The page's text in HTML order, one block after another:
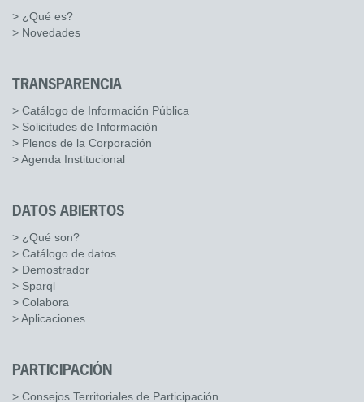
> ¿Qué es?
> Novedades
TRANSPARENCIA
> Catálogo de Información Pública
> Solicitudes de Información
> Plenos de la Corporación
> Agenda Institucional
DATOS ABIERTOS
> ¿Qué son?
> Catálogo de datos
> Demostrador
> Sparql
> Colabora
> Aplicaciones
PARTICIPACIÓN
> Consejos Territoriales de Participación